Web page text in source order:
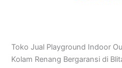
Toko Jual Playground Indoor
Kolam Renang Bergaransi di